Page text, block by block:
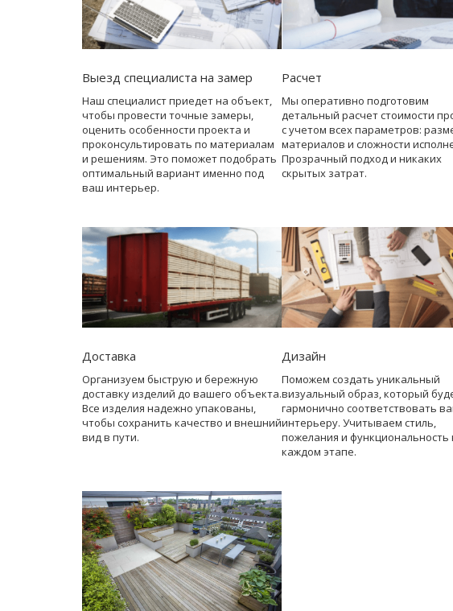
Выезд специалиста на замер
Наш специалист приедет на объект,
чтобы провести точные замеры,
оценить особенности проекта и
проконсультировать по материалам
и решениям. Это поможет подобрать
оптимальный вариант именно под
ваш интерьер.
Расчет
Мы оперативно подготовим
детальный расчет стоимости
с учетом всех параметров:
материалов и сложности
Прозрачный подход и никаких
скрытых затрат.
Доставка
Организуем быструю и бережную
доставку изделий до вашего объекта.
Все изделия надежно упакованы,
чтобы сохранить качество и внешний
вид в пути.
Дизайн
Поможем создать уникальный
визуальный образ, который
гармонично соответствовать
интерьеру. Учитываем стиль,
пожелания и функциональность
каждом этапе.